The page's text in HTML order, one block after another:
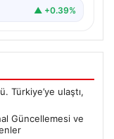
▲ +0.39%
Türkiye’ye ulaştı,
Güncellemesi ve